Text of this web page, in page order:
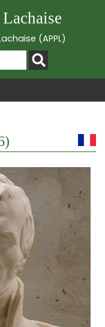
(APPL)